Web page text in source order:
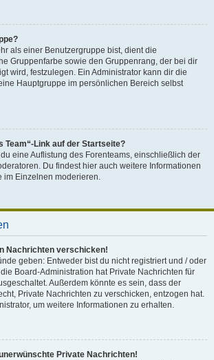
als einer Benutzergruppe bist, dient die
Gruppenfarbe sowie den Gruppenrang, der bei dir
wird, festzulegen. Ein Administrator kann dir die
Hauptgruppe im persönlichen Bereich selbst
Team“-Link auf der Startseite?
eine Auflistung des Forenteams, einschließlich der
Du findest hier auch weitere Informationen
im Einzelnen moderieren.
Nachrichten verschicken!
geben: Entweder bist du nicht registriert und / oder
Board-Administration hat Private Nachrichten für
Außerdem könnte es sein, dass der
Private Nachrichten zu verschicken, entzogen hat.
um weitere Informationen zu erhalten.
Private Nachrichten!